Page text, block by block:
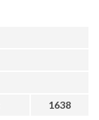
1638